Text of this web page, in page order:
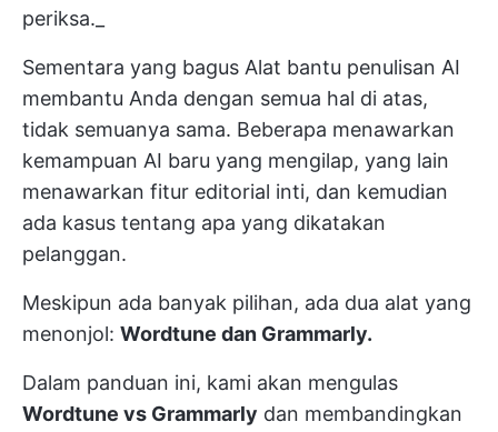
periksa._
Sementara yang bagus Alat bantu penulisan AI
membantu Anda dengan semua hal di atas,
tidak semuanya sama. Beberapa menawarkan
kemampuan AI baru yang mengilap, yang lain
menawarkan fitur editorial inti, dan kemudian
ada kasus tentang apa yang dikatakan
pelanggan.
Meskipun ada banyak pilihan, ada dua alat yang
menonjol: Wordtune dan Grammarly.
Dalam panduan ini, kami akan mengulas
Wordtune vs Grammarly dan membandingkan